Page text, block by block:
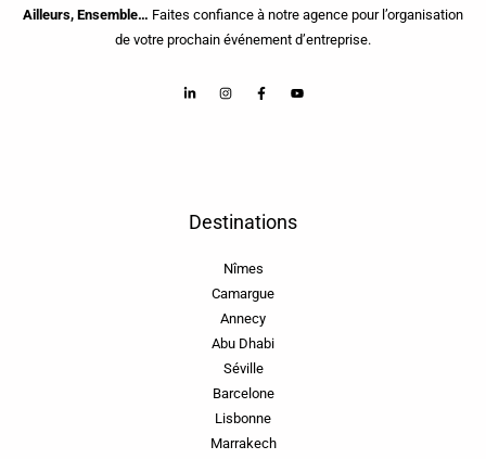
Ailleurs, Ensemble… Faites confiance à notre agence pour l’organisation
de votre prochain événement d’entreprise.
Destinations
Nîmes
Camargue
Annecy
Abu Dhabi
Séville
Barcelone
Lisbonne
Marrakech